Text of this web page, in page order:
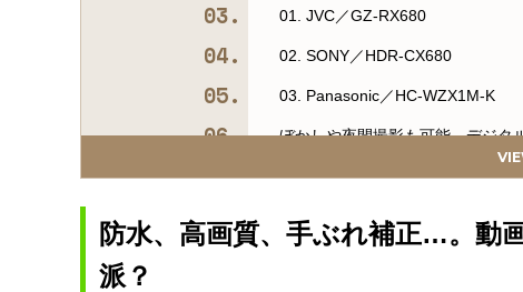
01. JVC／GZ-RX680
02. SONY／HDR-CX680
03. Panasonic／HC-WZX1M-K
ぼかしや夜間撮影も可能。デジタ
04. Canon／EOS 6D markⅡ
秋の思い出は、こだわりの一台で
防水、高画質、手ぶれ補正…。動
派？